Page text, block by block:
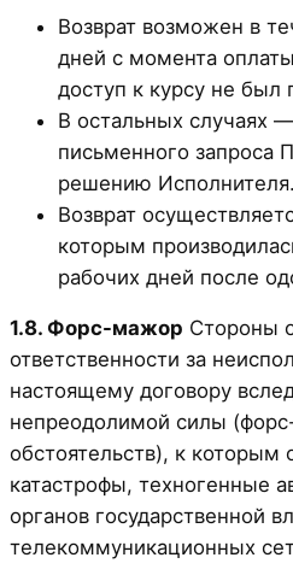
Возврат возможен в
дней с момента
доступ к курсу не был
В остальных случаях
письменного запроса
решению Исполнителя.
Возврат
которым
рабочих дней после
1.8. Форс-мажор Стороны
ответственности за
настоящему договору
непреодолимой силы
обстоятельств), к которым
катастрофы, техногенные
органов государственной
телекоммуникационных